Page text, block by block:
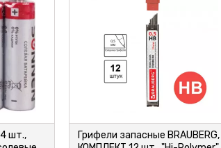
шт.,
Грифели запасные BRAUBERG,